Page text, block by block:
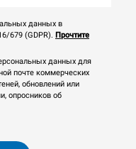
данных в
679 (GDPR). Прочтите
данных для
почте коммерческих
обновлений или
опросников об